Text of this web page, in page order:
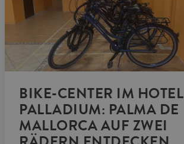
BIKE-CENTER IM HOTEL
PALLADIUM: PALMA DE
MALLORCA AUF ZWEI